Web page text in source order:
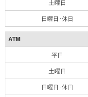
土曜日
日曜日･休日
ATM
平日
土曜日
日曜日･休日